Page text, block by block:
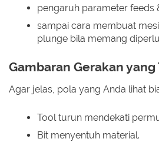
pengaruh parameter feeds
sampai cara membuat
plunge bila memang
Gambaran Gerakan yang
Agar jelas, pola yang Anda lihat
Tool turun mendekati
Bit menyentuh material.